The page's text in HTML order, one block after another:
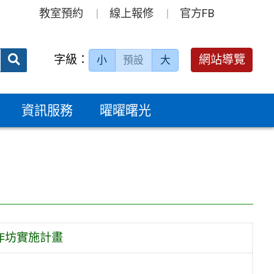
教室預約 線上報修 官方FB
送出 字級： 小 預設 大 網站導覽
資訊服務 曜曜曙光
坊實施計畫